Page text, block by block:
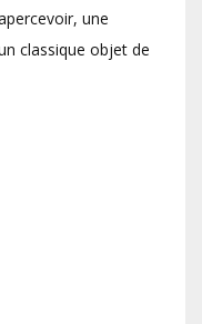
une
classique objet de